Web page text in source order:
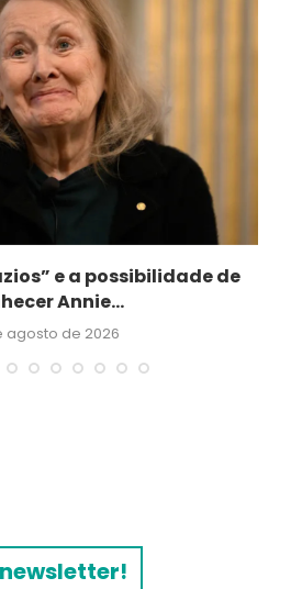
e a possibilidade de
Annie...
agosto de 2026